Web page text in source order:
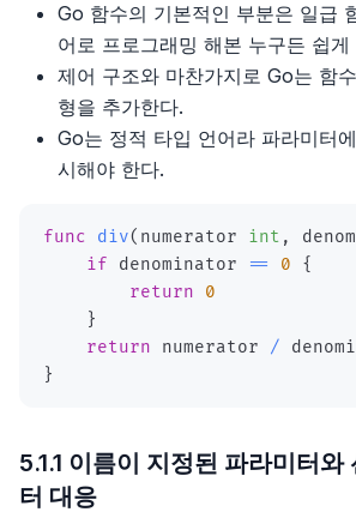
4부, 컴포넌트 원칙
5부, 아키텍처
3장, 함수
4장, 주석
5장, 형식 맞추기
6장, 객체와 자료 구조
7장, 오류 처리
8장, 경계
10장, 클래스
11장, 시스템
2장 기술지식
3장 커뮤니케이션
4장 제약 조건
5장 비판적 사고
6장 호기심
7장 창의적 마인드셋
1부, 올바른 마인드셋을 갖춰라
2부, 실행, 실행, 실행
3부, 장기적인 가치를 구축하라
이펙티브 타입스크립트
소개
2장 타입스크립트의 타입 시스템
3장 타입 추론
4장 타입 설계
5장 any 다루기
6장 타입 선언과 @types
웹 개발자를 위한 자바스크립트의 모든
소개
1장 ES2015부터 ES2020까지 그리
2장 블록 스코프 선언: let과 const
3장 새로운 함수 기능
4장 클래스
6장 이터러블, 이터레이터, for-of,
제너레이터
함수형 사고
소개
1장, 왜
3장, 양도하라
5장, 진화하라
6장, 전진하라
소개
2장 기본 데이터 타입과 선언
3장 복합 타입
5장 함수
Go 함수의 기본적인 부분은 일급
어로 프로그래밍 해본 누구든 쉽
제어 구조와 마찬가지로 Go는 함
형을 추가한다.
Go는 정적 타입 언어라 파라미터
시해야 한다.
func div( numerator int ,
if denominator == 0
{
return
0
}
return numerator /
}
5.1.1 이름이 지정된 파라미터와
터 대응